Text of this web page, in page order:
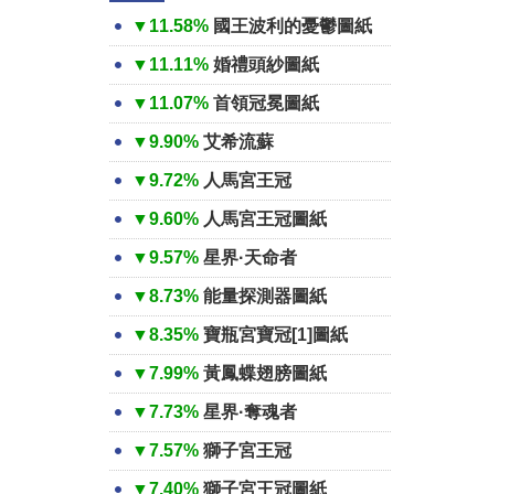
▼11.58% 國王波利的憂鬱圖紙
▼11.11% 婚禮頭紗圖紙
▼11.07% 首領冠冕圖紙
▼9.90% 艾希流蘇
▼9.72% 人馬宮王冠
▼9.60% 人馬宮王冠圖紙
▼9.57% 星界·天命者
▼8.73% 能量探測器圖紙
▼8.35% 寶瓶宮寶冠[1]圖紙
▼7.99% 黃鳳蝶翅膀圖紙
▼7.73% 星界·奪魂者
▼7.57% 獅子宮王冠
▼7.40% 獅子宮王冠圖紙